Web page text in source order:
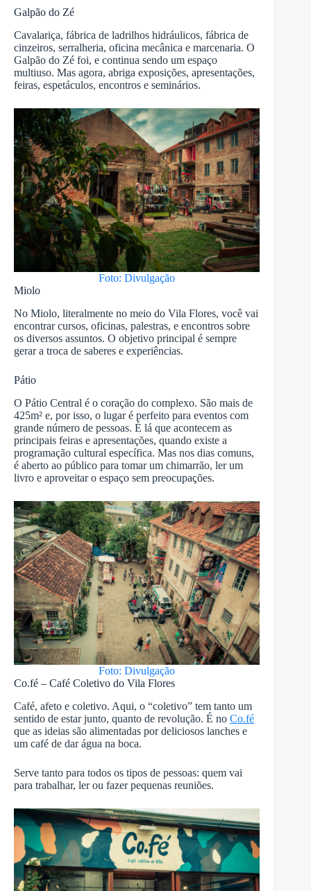
Galpão do Zé
Cavalariça, fábrica de ladrilhos hidráulicos, fábrica de
cinzeiros, serralheria, oficina mecânica e marcenaria. O
Galpão do Zé foi, e continua sendo um espaço
multiuso. Mas agora, abriga exposições, apresentações,
feiras, espetáculos, encontros e seminários.
Foto: Divulgação
Miolo
No Miolo, literalmente no meio do Vila Flores, você vai
encontrar cursos, oficinas, palestras, e encontros sobre
os diversos assuntos. O objetivo principal é sempre
gerar a troca de saberes e experiências.
Pátio
O Pátio Central é o coração do complexo. São mais de
425m² e, por isso, o lugar é perfeito para eventos com
grande número de pessoas. É lá que acontecem as
principais feiras e apresentações, quando existe a
programação cultural específica. Mas nos dias comuns,
é aberto ao público para tomar um chimarrão, ler um
livro e aproveitar o espaço sem preocupações.
Foto: Divulgação
Co.fé – Café Coletivo do Vila Flores
Café, afeto e coletivo. Aqui, o “coletivo” tem tanto um
sentido de estar junto, quanto de revolução. É no Co.fé
que as ideias são alimentadas por deliciosos lanches e
um café de dar água na boca.
Serve tanto para todos os tipos de pessoas: quem vai
para trabalhar, ler ou fazer pequenas reuniões.